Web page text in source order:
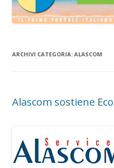
ARCHIVI CATEGORIA: ALASCOM
Alascom sostiene